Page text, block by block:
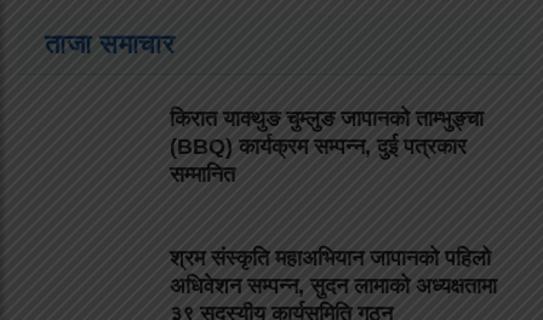
ताजा समाचार
किरात याक्थुङ चुम्लुङ जापानको ताम्भुङ्चा
(BBQ) कार्यक्रम सम्पन्न, दुई पत्रकार
सम्मानित
श्रम संस्कृति महाअभियान जापानको पहिलो
अधिवेशन सम्पन्न, सुदन लामाको अध्यक्षतामा
३९ सदस्यीय कार्यसमिति गठन